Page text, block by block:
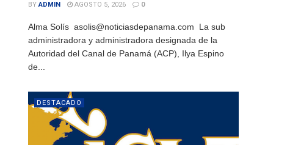
BY ADMIN AGOSTO 5, 2026 0
Alma Solís asolis@noticiasdepanama.com La sub
administradora y administradora designada de la
Autoridad del Canal de Panamá (ACP), Ilya Espino
de...
DESTACADO